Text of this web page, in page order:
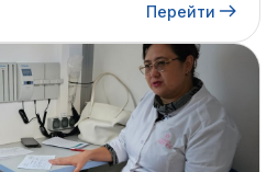
Перейти